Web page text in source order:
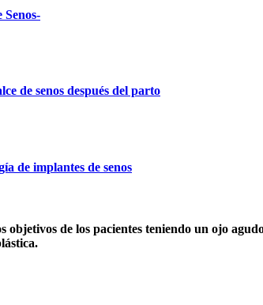
Senos-
de senos después del parto
de implantes de senos
de los pacientes teniendo un ojo